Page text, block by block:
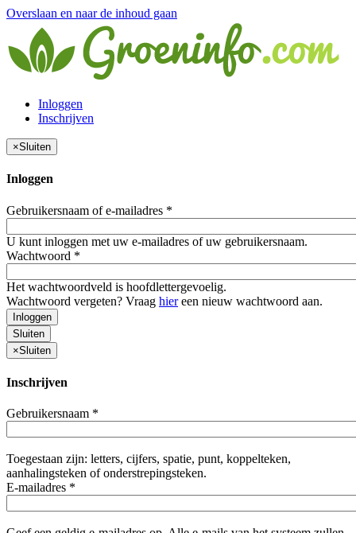
Overslaan en naar de inhoud gaan
Inloggen
Inschrijven
×Sluiten
Inloggen
Gebruikersnaam of e-mailadres *
U kunt inloggen met uw e-mailadres of uw gebruikersnaam.
Wachtwoord *
Het wachtwoordveld is hoofdlettergevoelig.
Wachtwoord vergeten? Vraag hiereen nieuw wachtwoord aan.
Inloggen
Sluiten
×Sluiten
Inschrijven
Gebruikersnaam *
Toegestaan zijn: letters, cijfers, spatie, punt, koppelteken,
aanhalingsteken of onderstrepingsteken.
E-mailadres *